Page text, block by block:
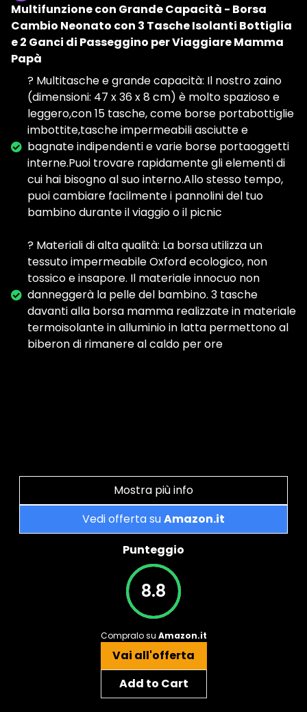
Multifunzione con Grande Capacità - Borsa
Cambio Neonato con 3 Tasche Isolanti Bottiglia
e 2 Ganci di Passeggino per Viaggiare Mamma
Papà
? Multitasche e grande capacità: Il nostro zaino
(dimensioni: 47 x 36 x 8 cm) è molto spazioso e
leggero,con 15 tasche, come borse portabottiglie
imbottite,tasche impermeabili asciutte e
bagnate indipendenti e varie borse portaoggetti
interne.Puoi trovare rapidamente gli elementi di
cui hai bisogno al suo interno.Allo stesso tempo,
puoi cambiare facilmente i pannolini del tuo
bambino durante il viaggio o il picnic
? Materiali di alta qualità: La borsa utilizza un
tessuto impermeabile Oxford ecologico, non
tossico e insapore. Il materiale innocuo non
danneggerà la pelle del bambino. 3 tasche
davanti alla borsa mamma realizzate in materiale
termoisolante in alluminio in latta permettono al
biberon di rimanere al caldo per ore
Mostra più info
Vedi offerta suAmazon.it
Punteggio
8.8
Compralo su Amazon.it
Vai all'offerta
Add to Cart